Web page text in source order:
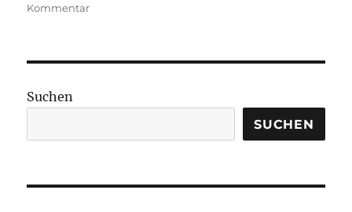
Kommentarzu
QR-
Suchen
SUCHEN